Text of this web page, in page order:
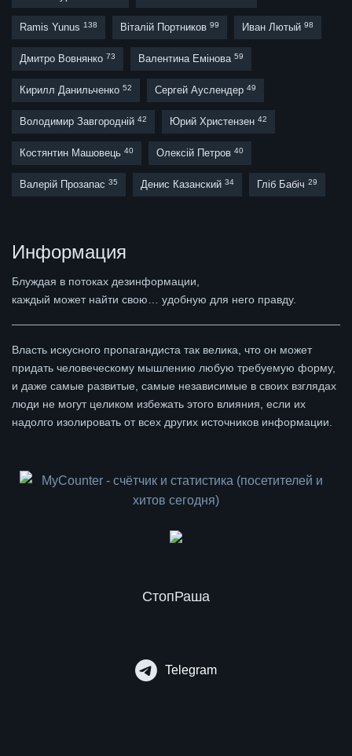
Ramis Yunus 138 Віталій Портников 99 Иван Лютый 98
Дмитро Вовнянко 73 Валентина Емінова 59
Кирилл Данильченко 52 Сергей Ауслендер 49
Володимир Завгородній 42 Юрий Христензен 42
Костянтин Машовець 40 Олексій Петров 40
Валерій Прозапас 35 Денис Казанский 34 Гліб Бабіч 29
Информация
Блуждая в потоках дезинформации,
каждый может найти свою… удобную для него правду.
Власть искусного пропагандиста так велика, что он может
придать человеческому мышлению любую требуемую форму,
и даже самые развитые, самые независимые в своих взглядах
люди не могут целиком избежать этого влияния, если их
надолго изолировать от всех других источников информации.
СтопРаша
Telegram